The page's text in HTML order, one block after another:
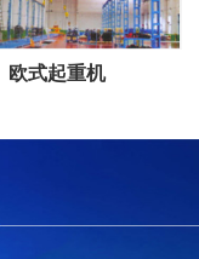
欧式起重机